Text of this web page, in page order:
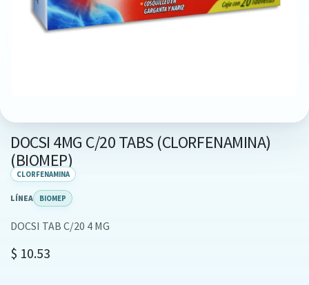
DOCSI 4MG C/20 TABS (CLORFENAMINA)
(BIOMEP)
CLORFENAMINA
LÍNEA BIOMEP
DOCSI TAB C/20 4 MG
$ 10.53